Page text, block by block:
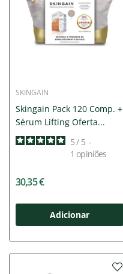
SKINGAIN
Skingain Pack 120 Comp. +
Sérum Lifting Oferta...
5/ 5 -
1 opiniões
30,35 €
Adicionar